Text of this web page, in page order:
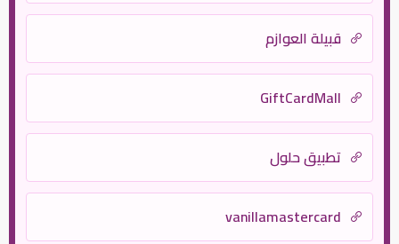
قبيلة العوازم
GiftCardMall
تطبيق حلول
vanillamastercard